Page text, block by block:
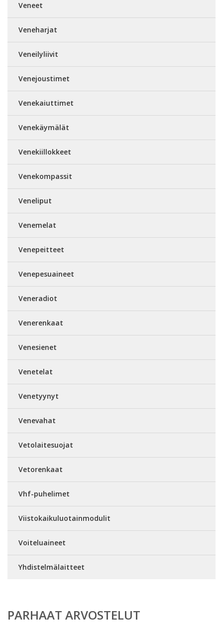
Veneet
Veneharjat
Veneilyliivit
Venejoustimet
Venekaiuttimet
Venekäymälät
Venekiillokkeet
Venekompassit
Veneliput
Venemelat
Venepeitteet
Venepesuaineet
Veneradiot
Venerenkaat
Venesienet
Venetelat
Venetyynyt
Venevahat
Vetolaitesuojat
Vetorenkaat
Vhf-puhelimet
Viistokaikuluotainmodulit
Voiteluaineet
Yhdistelmälaitteet
PARHAAT ARVOSTELUT